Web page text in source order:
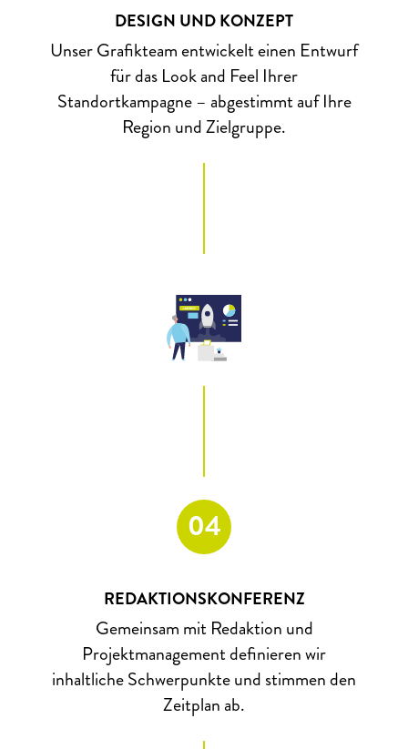
DESIGN UND KONZEPT
Unser Grafikteam entwickelt einen Entwurf
für das Look and Feel Ihrer
Standortkampagne – abgestimmt auf Ihre
Region und Zielgruppe.
04
REDAKTIONSKONFERENZ
Gemeinsam mit Redaktion und
Projektmanagement definieren wir
inhaltliche Schwerpunkte und stimmen den
Zeitplan ab.